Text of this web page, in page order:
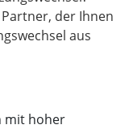
der Ihnen
aus
mit hoher